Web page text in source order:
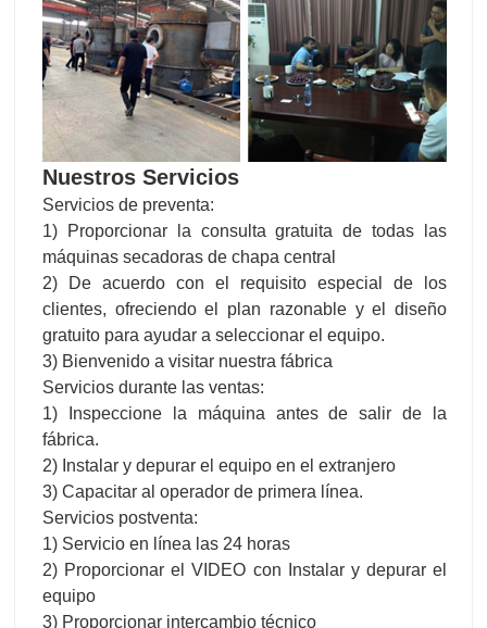
Nuestros Servicios
Servicios de preventa:
1) Proporcionar la consulta gratuita de todas las
máquinas secadoras de chapa central
2) De acuerdo con el requisito especial de los
clientes, ofreciendo el plan razonable y el diseño
gratuito para ayudar a seleccionar el equipo.
3) Bienvenido a visitar nuestra fábrica
Servicios durante las ventas:
1) Inspeccione la máquina antes de salir de la
fábrica.
2) Instalar y depurar el equipo en el extranjero
3) Capacitar al operador de primera línea.
Servicios postventa:
1) Servicio en línea las 24 horas
2) Proporcionar el VIDEO con Instalar y depurar el
equipo
3) Proporcionar intercambio técnico